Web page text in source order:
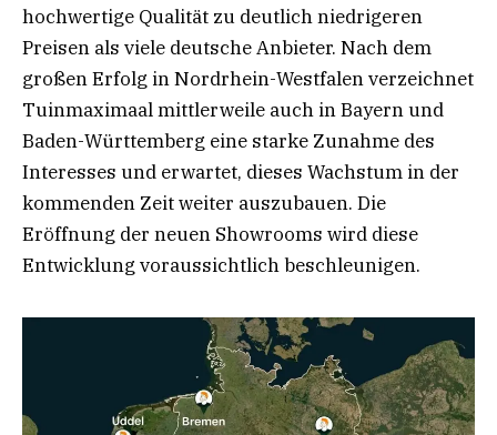
hochwertige Qualität zu deutlich niedrigeren
Preisen als viele deutsche Anbieter. Nach dem
großen Erfolg in Nordrhein-Westfalen verzeichnet
Tuinmaximaal mittlerweile auch in Bayern und
Baden-Württemberg eine starke Zunahme des
Interesses und erwartet, dieses Wachstum in der
kommenden Zeit weiter auszubauen. Die
Eröffnung der neuen Showrooms wird diese
Entwicklung voraussichtlich beschleunigen.